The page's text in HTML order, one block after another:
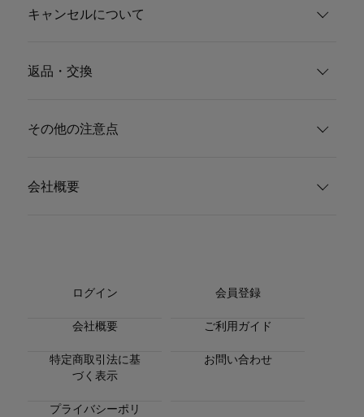
キャンセルについて
返品・交換
その他の注意点
会社概要
ログイン 会員登録
会社概要 ご利用ガイド
特定商取引法に基
づく表示
お問い合わせ
プライバシーポリ